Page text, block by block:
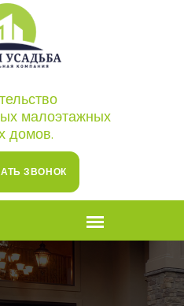
малоэтажных
домов.
ЗВОНОК